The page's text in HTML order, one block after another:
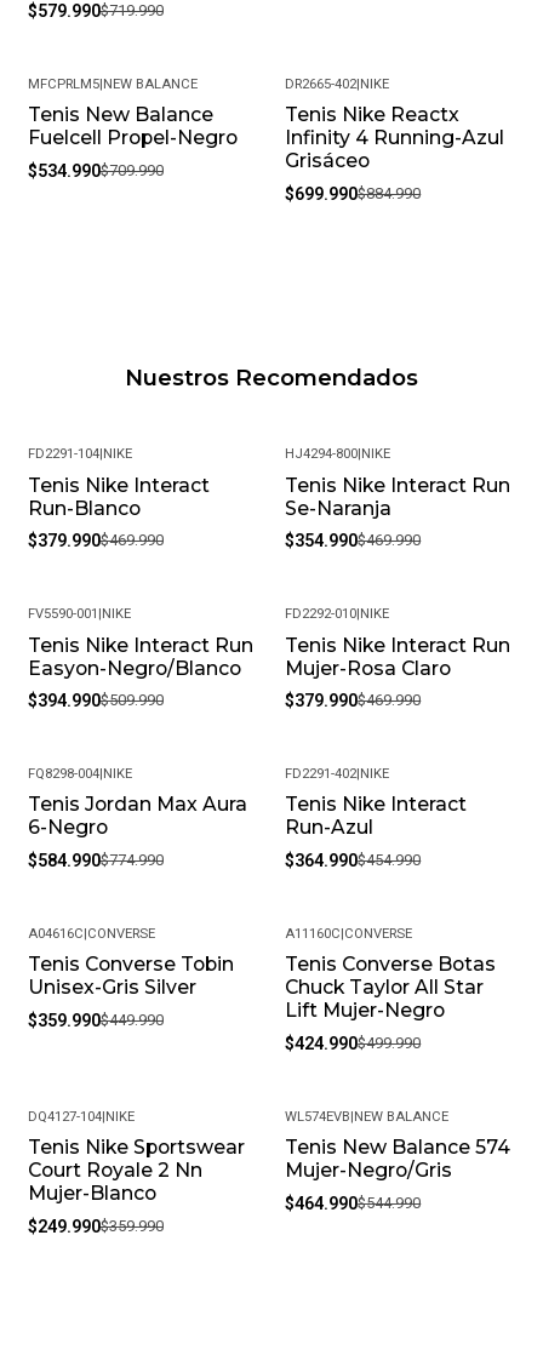
$579.990$719.990
-25%
MFCPRLM5|NEW BALANCE
Tenis New Balance
Fuelcell Propel-Negro
$534.990$709.990
-21%
DR2665-402|NIKE
Tenis Nike Reactx
Infinity 4 Running-Azul
Grisáceo
$699.990$884.990
Nuestros Recomendados
-19%
FD2291-104|NIKE
Tenis Nike Interact
Run-Blanco
$379.990$469.990
-24%
HJ4294-800|NIKE
Tenis Nike Interact Run
Se-Naranja
$354.990$469.990
-23%
FV5590-001 |NIKE
Tenis Nike Interact Run
Easyon-Negro/Blanco
$394.990$509.990
-19%
FD2292-010|NIKE
Tenis Nike Interact Run
Mujer-Rosa Claro
$379.990$469.990
-25%
FQ8298-004|NIKE
Tenis Jordan Max Aura
6-Negro
$584.990$774.990
-20%
FD2291-402|NIKE
Tenis Nike Interact
Run-Azul
$364.990$454.990
-20%
A04616C|CONVERSE
Tenis Converse Tobin
Unisex-Gris Silver
$359.990$449.990
-15%
A11160C|CONVERSE
Tenis Converse Botas
Chuck Taylor All Star
Lift Mujer-Negro
$424.990$499.990
-31%
DQ4127-104|NIKE
Tenis Nike Sportswear
Court Royale 2 Nn
Mujer-Blanco
$249.990$359.990
-15%
WL574EVB|NEW BALANCE
Tenis New Balance 574
Mujer-Negro/Gris
$464.990$544.990